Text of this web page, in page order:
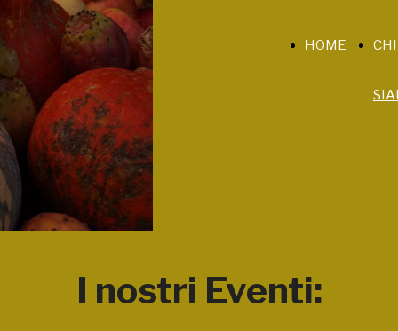
HOME CHI
I nostri Eventi: